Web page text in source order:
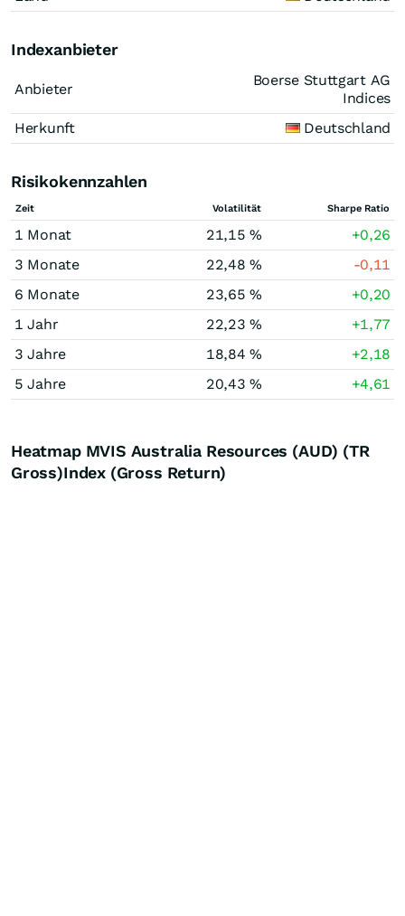
Indexanbieter
Anbieter
Boerse Stuttgart AG
Indices
Herkunft
Deutschland
Risikokennzahlen
Zeit Volatilität Sharpe Ratio
1 Monat 21,15 %
+0,26
3 Monate
22,48 %
-0,11
6 Monate
23,65 %
+0,20
1 Jahr
22,23 %
+1,77
3 Jahre
18,84 %
+2,18
5 Jahre
20,43 % +4,61
Heatmap MVIS Australia Resources (AUD) (TR
Gross)Index (Gross Return)